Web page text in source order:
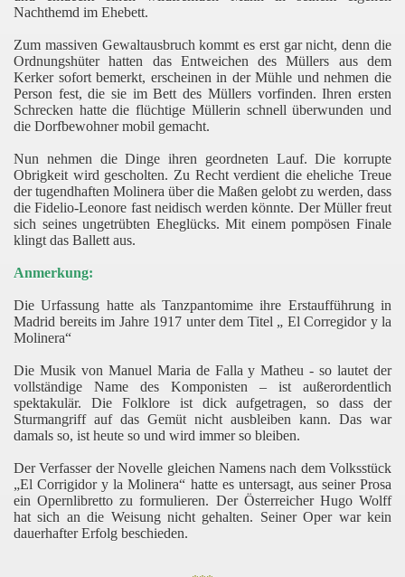
Nachthemd im Ehebett.
Zum massiven Gewaltausbruch kommt es erst gar nicht, denn die
Ordnungshüter hatten das Entweichen des Müllers aus dem
Kerker sofort bemerkt, erscheinen in der Mühle und nehmen die
Person fest, die sie im Bett des Müllers vorfinden. Ihren ersten
Schrecken hatte die flüchtige Müllerin schnell überwunden und
die Dorfbewohner mobil gemacht.
Nun nehmen die Dinge ihren geordneten Lauf. Die korrupte
Obrigkeit wird gescholten. Zu Recht verdient die eheliche Treue
der tugendhaften Molinera über die Maßen gelobt zu werden, dass
die Fidelio-Leonore fast neidisch werden könnte. Der Müller freut
sich seines ungetrübten Eheglücks. Mit einem pompösen Finale
klingt das Ballett aus.
Anmerkung:
Die Urfassung hatte als Tanzpantomime ihre Erstaufführung in
Madrid bereits im Jahre 1917 unter dem Titel „ El Corregidor y la
Molinera“
Die Musik von Manuel Maria de Falla y Matheu - so lautet der
vollständige Name des Komponisten – ist außerordentlich
spektakulär. Die Folklore ist dick aufgetragen, so dass der
Sturmangriff auf das Gemüt nicht ausbleiben kann. Das war
damals so, ist heute so und wird immer so bleiben.
Der Verfasser der Novelle gleichen Namens nach dem Volksstück
„El Corrigidor y la Molinera“ hatte es untersagt, aus seiner Prosa
ein Opernlibretto zu formulieren. Der Österreicher Hugo Wolff
hat sich an die Weisung nicht gehalten. Seiner Oper war kein
dauerhafter Erfolg beschieden.